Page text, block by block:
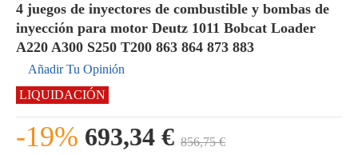
4 juegos de inyectores de combustible y bombas de
inyección para motor Deutz 1011 Bobcat Loader
A220 A300 S250 T200 863 864 873 883
Añadir Tu Opinión
LIQUIDACIÓN
-19% 693,34 € 856,75 €